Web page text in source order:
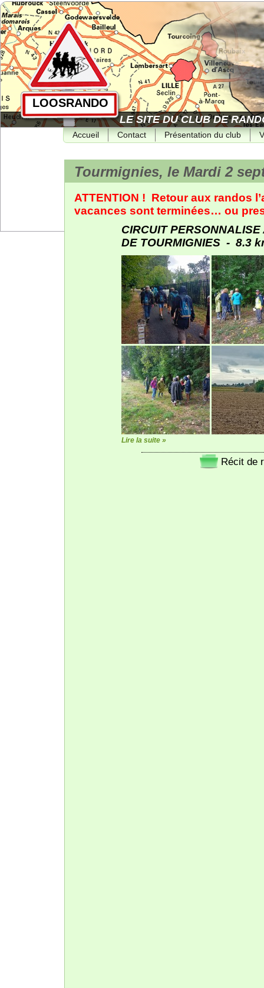
LOOSRANDO
LE SITE DU CLUB DE
Accueil Contact Présentation du club
Tourmignies, le Mardi 2
ATTENTION ! Retour aux randos
vacances sont terminées… ou
CIRCUIT
DE TOURMIGNIES - 8.3
Lire la suite »
Récit de